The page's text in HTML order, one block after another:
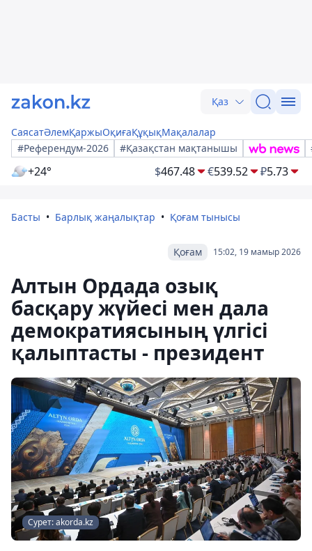
Қаз
СаясатӘлемҚаржыОқиғаҚұқықМақалалар
#Референдум-2026
#Қазақстан мақтанышы
+24° $467.48 €539.52 ₽5.73
Басты Барлық жаңалықтар Қоғам тынысы
15:02, 19 мамыр 2026
Қоғам
Алтын Ордада озық
басқару жүйесі мен дала
демократиясының үлгісі
қалыптасты - президент
Сурет: akorda.kz